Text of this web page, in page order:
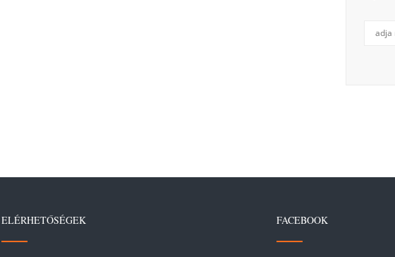
ELÉRHETŐSÉGEK FACEBOOK